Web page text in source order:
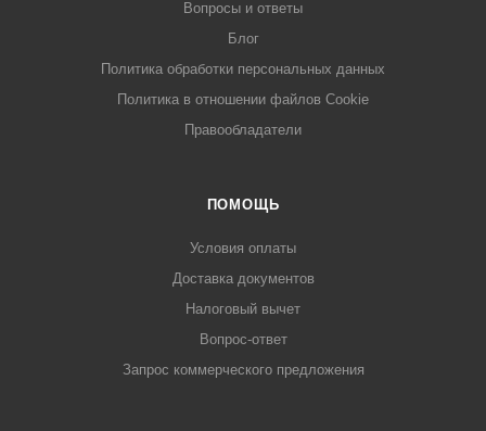
Вопросы и ответы
Блог
Политика обработки персональных данных
Политика в отношении файлов Cookie
Правообладатели
ПОМОЩЬ
Условия оплаты
Доставка документов
Налоговый вычет
Вопрос-ответ
Запрос коммерческого предложения